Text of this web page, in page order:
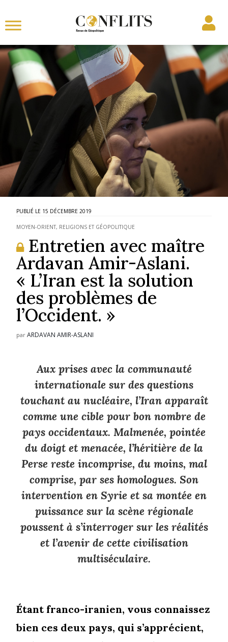
15 DÉCEMBRE 2019
MOYEN-ORIENT, RELIGIONS ET GÉOPOLITIQUE
Entretien avec maître
Ardavan Amir-Aslani.
« L’Iran est la solution
des problèmes de
l’Occident. »
parARDAVAN AMIR-ASLANI
Aux prises avec la communauté
internationale sur des questions
touchant au nucléaire, l’Iran apparaît
comme une cible pour bon nombre de
pays occidentaux. Malmenée, pointée
du doigt et menacée, l’héritière de la
Perse reste incomprise, du moins, mal
comprise, par ses homologues. Son
intervention en Syrie et sa montée en
puissance sur la scène régionale
poussent à s’interroger sur les réalités
et l’avenir de cette civilisation
multiséculaire.
Étant franco-iranien, vous connaissez
bien ces deux pays, qui s’apprécient,